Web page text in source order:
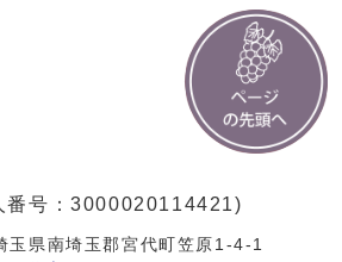
番号：3000020114421)
県南埼玉郡宮代町笠原1-4-1